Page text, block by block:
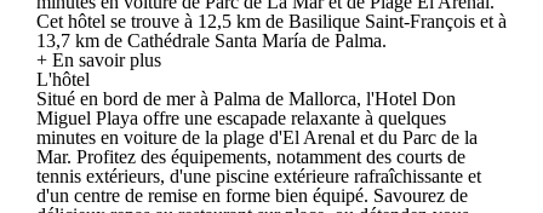
Cet hôtel se trouve à 12,5 km de Basilique Saint-François et à
13,7 km de Cathédrale Santa María de Palma.
+ En savoir plus
L'hôtel
Situé en bord de mer à Palma de Mallorca, l'Hotel Don
Miguel Playa offre une escapade relaxante à quelques
minutes en voiture de la plage d'El Arenal et du Parc de la
Mar. Profitez des équipements, notamment des courts de
tennis extérieurs, d'une piscine extérieure rafraîchissante et
d'un centre de remise en forme bien équipé. Savourez de